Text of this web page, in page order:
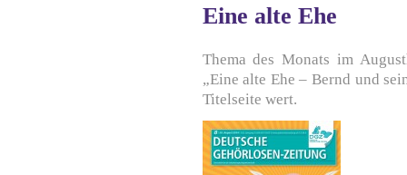
Eine alte Ehe
Thema des Monats im
„Eine alte Ehe – Bernd und
Titelseite wert.